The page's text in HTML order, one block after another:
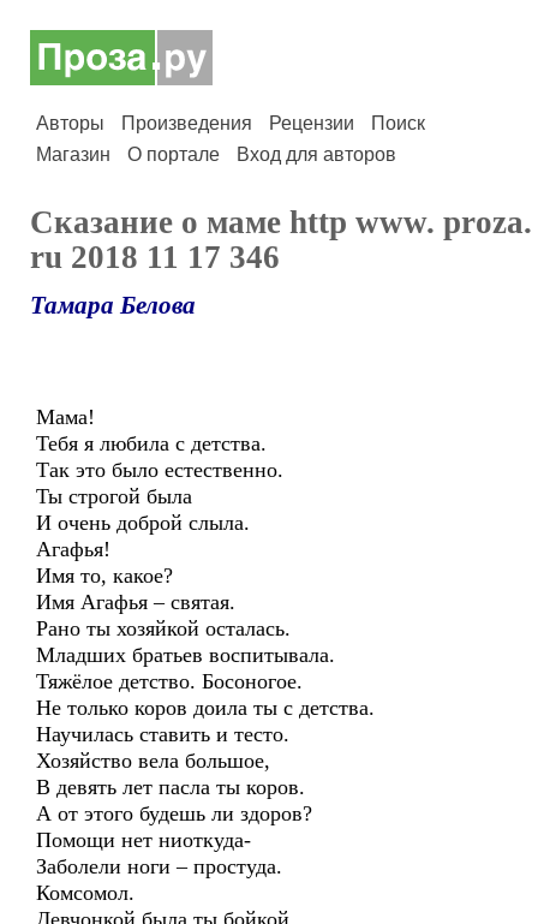
Авторы Произведения Рецензии
Поиск
Магазин
О портале Вход для авторов
Сказание о маме http www. proza.
ru 2018 11 17 346
Тамара Белова
Мама!
Тебя я любила с детства.
Так это было естественно.
Ты строгой была
И очень доброй слыла.
Агафья!
Имя то, какое?
Имя Агафья – святая.
Рано ты хозяйкой осталась.
Младших братьев воспитывала.
Тяжёлое детство. Босоногое.
Не только коров доила ты с детства.
Научилась ставить и тесто.
Хозяйство вела большое,
В девять лет пасла ты коров.
А от этого будешь ли здоров?
Помощи нет ниоткуда-
Заболели ноги – простуда.
Комсомол.
Девчонкой была ты бойкой